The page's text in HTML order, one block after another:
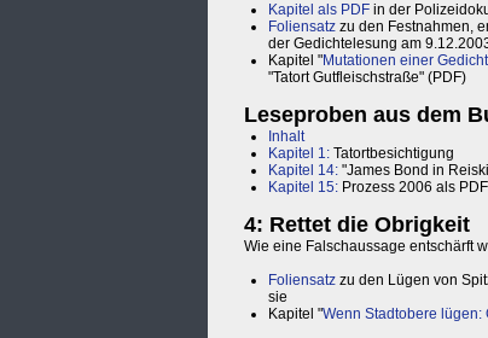
Kapitel als PDF in der
Foliensatz zu den Festnahmen,
der Gedichtelesung am
Kapitel "Mutationen einer
"Tatort Gutfleischstraße" (PDF)
Leseproben aus dem
Inhalt
Kapitel 1: Tatortbesichtigung
Kapitel 14: "James Bond in
Kapitel 15: Prozess 2006 als PDF
4: Rettet die Obrigkeit
Wie eine Falschaussage entschärft
Foliensatz zu den Lügen von
sie
Kapitel "Wenn Stadtobere lügen: